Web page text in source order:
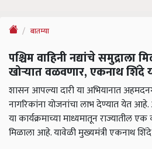
बातम्या
पश्चिम वाहिनी नद्यांचे समुद्राला
खोऱ्यात वळवणार, एकनाथ शिंदे
शासन आपल्या दारी या अभियानात
नागरिकांना योजनांचा लाभ देण्यात येत
या कार्यक्रमाच्या माध्यमातून राज्यातील
मिळाला आहे. यावेळी मुख्यमंत्री एकनाथ